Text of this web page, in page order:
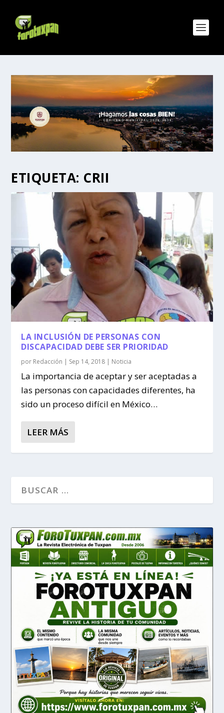
ETIQUETA: CRII
LA INCLUSIÓN DE PERSONAS CON
DISCAPACIDAD DEBE SER PRIORIDAD
por Redacción | Sep 14, 2018 | Noticia
La importancia de aceptar y ser aceptadas a
las personas con capacidades diferentes, ha
sido un proceso difícil en México…
LEER MÁS